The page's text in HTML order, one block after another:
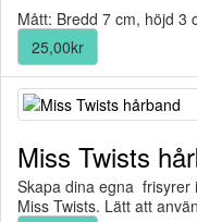
Mått: Bredd 7 cm, höjd
25,00kr
Miss Twists
Skapa dina egna frisyrer
Miss Twists. Lätt att